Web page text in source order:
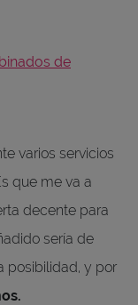
de
varios servicios
que me va a
decente para
sería de
posibilidad, y por